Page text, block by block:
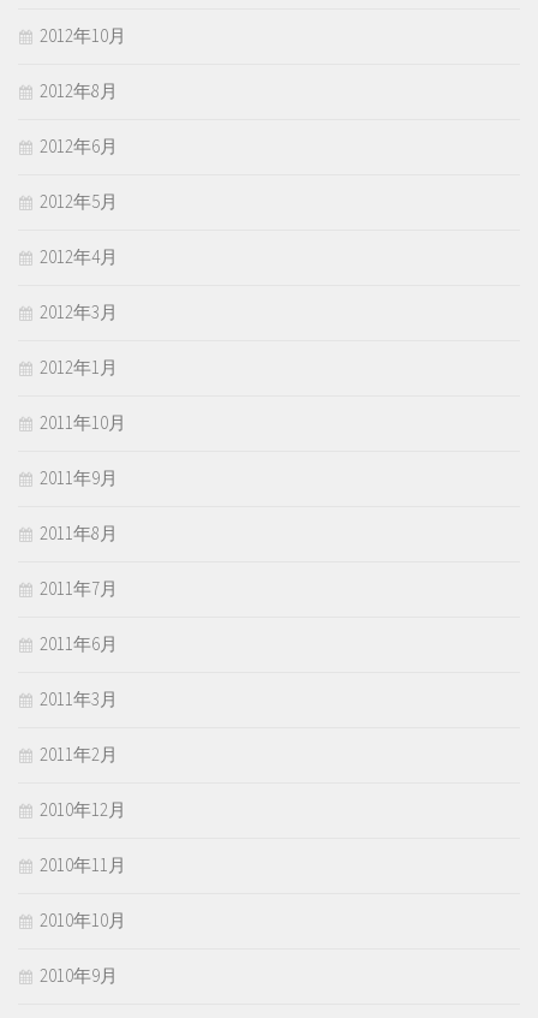
2012年10月
2012年8月
2012年6月
2012年5月
2012年4月
2012年3月
2012年1月
2011年10月
2011年9月
2011年8月
2011年7月
2011年6月
2011年3月
2011年2月
2010年12月
2010年11月
2010年10月
2010年9月